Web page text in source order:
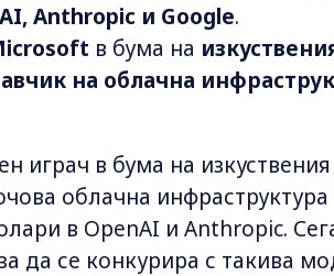
Anthropic и Google.
в бума на
на облачна
играч в бума на
облачна
в OpenAI и Anthropic.
да се конкурира с такива